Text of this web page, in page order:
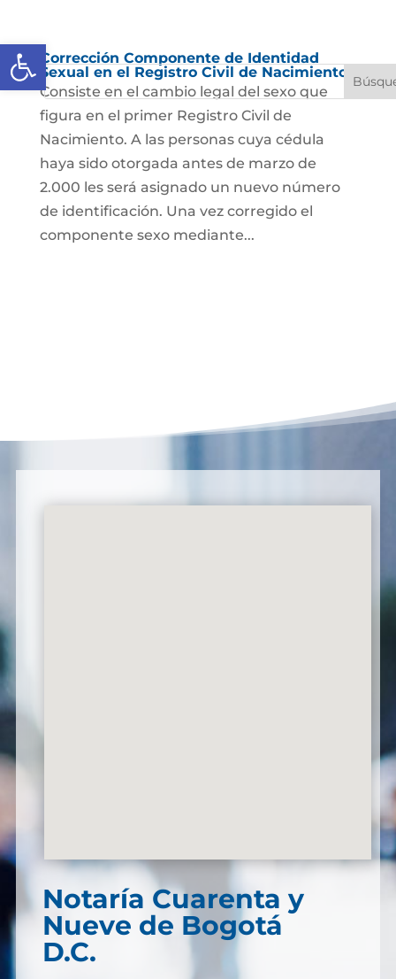
Abrir barra de herramientas
Corrección Componente de Identidad
Sexual en el Registro Civil de Nacimiento
Consiste en el cambio legal del sexo que
figura en el primer Registro Civil de
Nacimiento. A las personas cuya cédula
haya sido otorgada antes de marzo de
2.000 les será asignado un nuevo número
de identificación. Una vez corregido el
componente sexo mediante...
Notaría Cuarenta y
Nueve de Bogotá
D.C.